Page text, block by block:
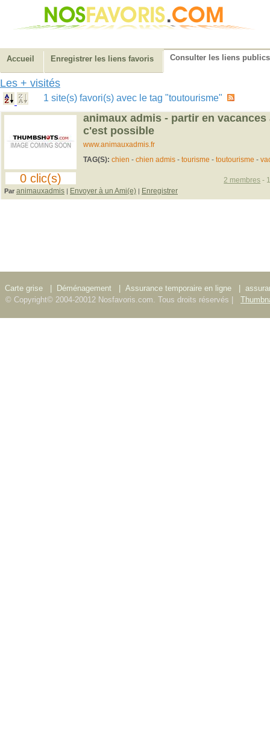
Accueil Enregistrer les liens favoris Consulter les liens publics
Les + visités
1 site(s) favori(s) avec le tag "toutourisme"
0 clic(s)
animaux admis - partir en
c'est possible
www.animauxadmis.fr
TAG(S): chien - chien admis- tourisme - toutourisme -
Par animauxadmis | Envoyer à un Ami(e) | Enregistrer
2 membres -
Carte grise Déménagement Assurance temporaire en ligne
© Copyright© 2004-20012 Nosfavoris.com. Tous droits réservés |